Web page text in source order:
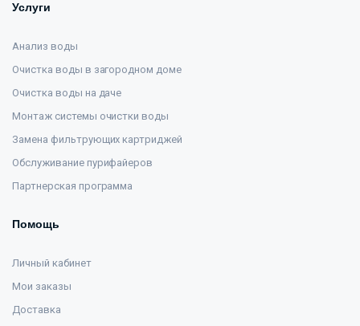
Услуги
Анализ воды
Очистка воды в загородном доме
Очистка воды на даче
Монтаж системы очистки воды
Замена фильтрующих картриджей
Обслуживание пурифайеров
Партнерская программа
Помощь
Личный кабинет
Мои заказы
Доставка